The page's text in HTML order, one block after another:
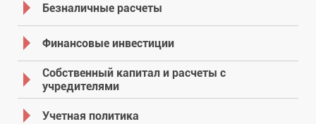
Безналичные расчеты
Финансовые инвестиции
Собственный капитал и расчеты с
учредителями
Учетная политика